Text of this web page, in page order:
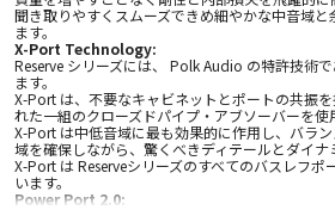
聞き取りやすくスムーズできめ細やかな中音域
ます。
X-Port Technology:
Reserve シリーズには、 Polk Audio の特許技術
ます。
X-Port は、不要なキャビネットとポートの共振
れた一組のクローズドパイプ・アブソーバーを使
X-Port は中低音域に最も効果的に作用し、バラ
域を確保しながら、驚くべきディテールとダイナ
X-Port は Reserveシリーズのすべてのバスレフポ
います。
Power Port 2.0: